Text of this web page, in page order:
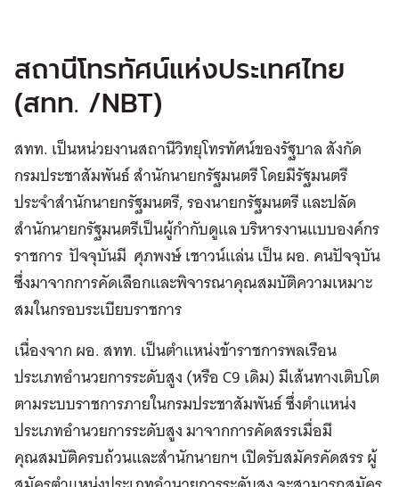
สถานีโทรทัศน์แห่งประเทศไทย
(สทท. /NBT)
สทท. เป็นหน่วยงานสถานีวิทยุโทรทัศน์ของรัฐบาล สังกัด
กรมประชาสัมพันธ์ สำนักนายกรัฐมนตรี โดยมีรัฐมนตรี
ประจำสำนักนายกรัฐมนตรี, รองนายกรัฐมนตรี และปลัด
สำนักนายกรัฐมนตรีเป็นผู้กำกับดูแล บริหารงานแบบองค์กร
ราชการ ปัจจุบันมี ศุภพงษ์ เชาวน์แล่น เป็น ผอ. คนปัจจุบัน
ซึ่งมาจากการคัดเลือกและพิจารณาคุณสมบัติความเหมาะ
สมในกรอบระเบียบราชการ
เนื่องจาก ผอ. สทท. เป็นตำแหน่งข้าราชการพลเรือน
ประเภทอำนวยการระดับสูง (หรือ C9 เดิม) มีเส้นทางเติบโต
ตามระบบราชการภายในกรมประชาสัมพันธ์ ซึ่งตำแหน่ง
ประเภทอำนวยการระดับสูง มาจากการคัดสรรเมื่อมี
คุณสมบัติครบถ้วนและสำนักนายกฯ เปิดรับสมัครคัดสรร ผู้